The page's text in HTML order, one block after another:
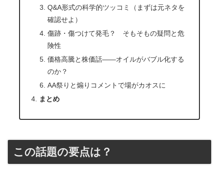
Q&A形式の科学的ツッコミ（まずは元ネタを
確認せよ）
傷跡・傷つけて発毛？ そもそもの疑問と危
険性
価格高騰と株価話――オイルがバブル化する
のか？
AA祭りと煽りコメントで場がカオスに
まとめ
この話題の要点は？